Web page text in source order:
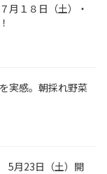
月１８日（土）・
実感。朝採れ野菜
5月23日（土）開